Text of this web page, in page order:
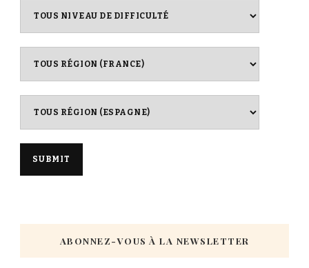
ABONNEZ-VOUS À LA NEWSLETTER